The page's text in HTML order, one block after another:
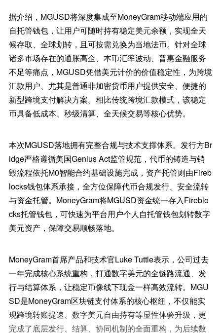
据介绍，MGUSD将深度集成至MoneyGram移动端应用的
自托管钱包，让用户可随时持有稳定美元余额，实现全天
候存取、全球划转，且可按需兑换为当地法币。针对全球
诸多市场存在的通胀高企、本币汇率波动、普惠金融服务
不足等痛点，MGUSD凭借美元计价的价值稳定性，为跨境
汇款用户、尤其是普通非加密货币用户提供安全、便捷的
新型跨境支付解决方案。相比传统跨境汇款模式，该稳定
币具备低成本、秒级清算、全天候交易等核心优势。
本次MGUSD落地拥有完整合规与技术支撑体系。发行方Br
idge严格遵循美国Genius Act监管规范，代币的铸造与销
毁流程依托M0智能合约基础设施完成，资产托管则由Fireb
locks钱包体系承接，全方位保障代币合规发行、安全流转
与资金托管。MoneyGram将MGUSD资金统一存入Fireblo
cks托管钱包，可快速为平台用户个人自托管钱包划转数字
美元资产，保障交易顺畅落地。
MoneyGram首席产品和技术官Luke Tuttle表示，公司过去
一年完成核心系统重构，打通数字美元的全链路流通、发
行与结算体系，让稳定币像线下现金一样高效流转。MGU
SD是MoneyGram区块链支付体系的核心枢纽，不仅能实
现跨境转账提速、数字美元自由持有等显性体验升级，更
完成了底层发行、结算、协同机制的全面重构，为后续数